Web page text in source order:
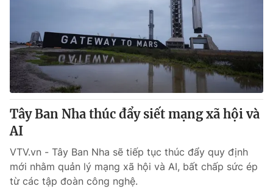
Tây Ban Nha thúc đẩy siết mạng xã hội và
AI
VTV.vn - Tây Ban Nha sẽ tiếp tục thúc đẩy quy định
mới nhằm quản lý mạng xã hội và AI, bất chấp sức ép
từ các tập đoàn công nghệ.